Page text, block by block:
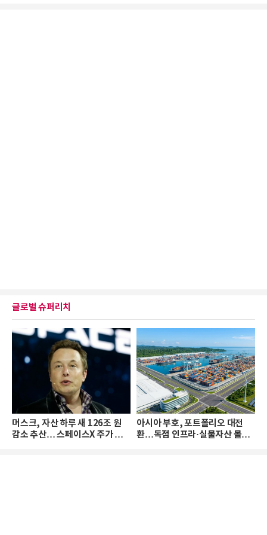
글로벌 슈퍼리치
머스크, 자산 하루 새 126조 원
감소 추산… 스페이스X 주가 하
아시아 부호, 포트폴리오 대전
환…독점 인프라·실물자산 몰린